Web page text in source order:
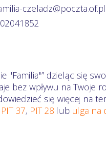
czeladz@poczta.of.pl
dzieląc się
bez wpływu na Twoje
się więcej na
PIT 37, PIT 28 lub ulga na